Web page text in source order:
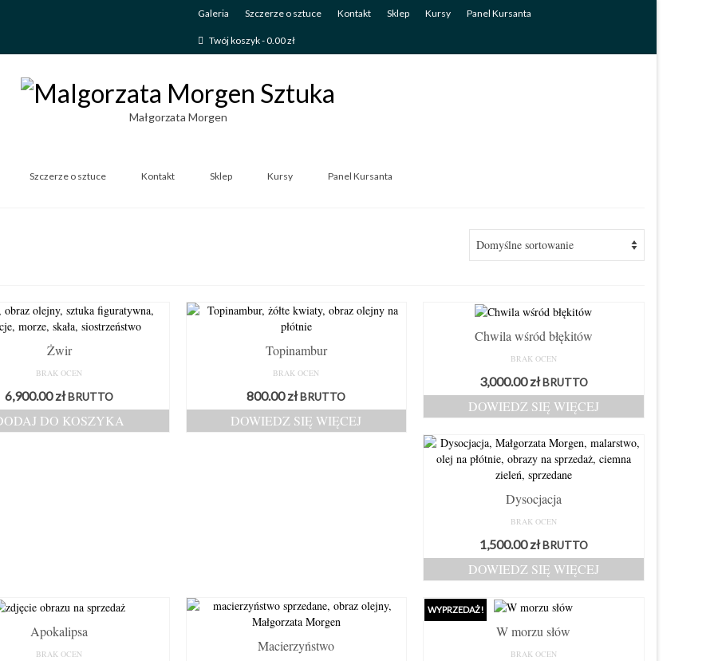
Galeria Szczerze o sztuce Kontakt Sklep Kursy Panel Kursanta
Twój koszyk-0.00zł
Małgorzata Morgen
Szczerze o sztuce Kontakt Sklep Kursy Panel Kursanta
Żwir
BRAK OCEN
6,900.00zł BRUTTO
DO KOSZYKA
Topinambur
BRAK OCEN
800.00zł BRUTTO
DOWIEDZ SIĘ WIĘCEJ
Chwila wśród błękitów
BRAK OCEN
3,000.00zł BRUTTO
DOWIEDZ SIĘ WIĘCEJ
Dysocjacja
BRAK OCEN
1,500.00zł BRUTTO
DOWIEDZ SIĘ WIĘCEJ
Apokalipsa
BRAK OCEN Macierzyństwo
WYPRZEDAŻ!
W morzu słów
BRAK OCEN